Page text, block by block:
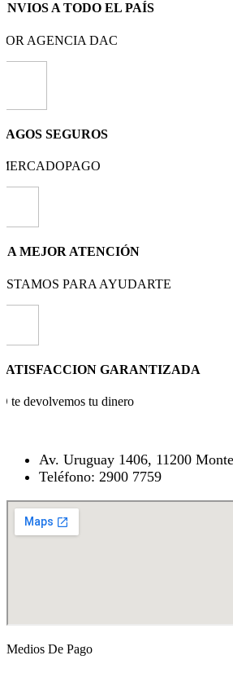
A TODO EL PAÍS
AGENCIA DAC
SEGUROS
MEJOR ATENCIÓN
PARA AYUDARTE
GARANTIZADA
te devolvemos tu dinero
Av. Uruguay 1406, 11200
Teléfono: 2900 7759
Medios De Pago